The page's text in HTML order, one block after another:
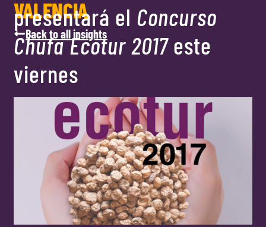
VALENCIA
Back to all insights
presentará el Concurso
Chufa Ecotur 2017este
viernes